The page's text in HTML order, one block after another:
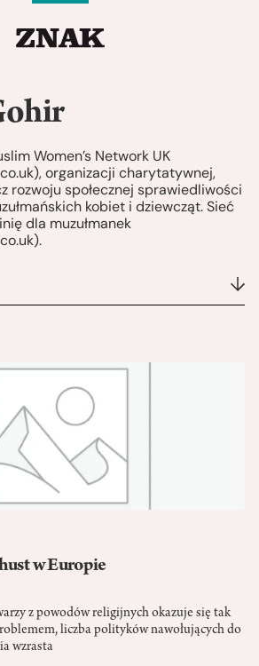
Women’s Network UK
organizacji charytatywnej,
rozwoju społecznej sprawiedliwości
kobiet i dziewcząt. Sieć
dla muzułmanek
w Europie
z powodów religijnych okazuje się tak
liczba polityków nawołujących do
wzrasta